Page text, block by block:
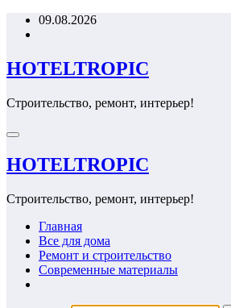
Перейти09.08.2026
HOTELTROPIC
Строительство, ремонт, интерьер!
HOTELTROPIC
Строительство, ремонт, интерьер!
Главная
Все для дома
Ремонт и строительство
Современные материалы